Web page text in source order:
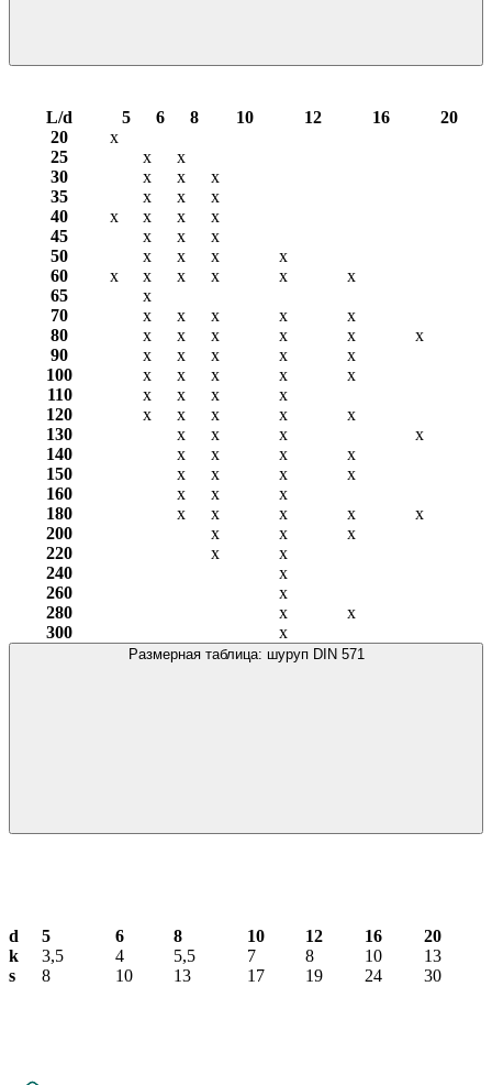
L/d 5 6 8 10 12 16
20
20
х
25
х
х
30
х х
х
35
х х
х
40
х х х
х
45
х х
х
50
х х х
х
60
х х х х х
х
65
х
70
х х х х
х
80
х х х х х
х
90
х х х х
х
100
х х х х
х
110
х х х
х
120
х х х х
х
130
х х х
х
140
х х х
х
150
х х х
х
160
х х
х
180
х х х х
х
200
х х
х
220
х
х
240
х
260
х
280
х
х
300
х
Размерная таблица: шуруп DIN 571
d 5 6 8 10 12 16
20
k
3,5 4 5,5 7 8 10
13
s
8 10 13 17 19 24 30